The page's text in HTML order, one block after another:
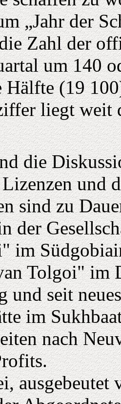
„Jahr der
Zahl der
um 140
Hälfte (19
liegt weit
die
Lizenzen und
sind zu
der
im
Tolgoi" im
und seit
im
nach